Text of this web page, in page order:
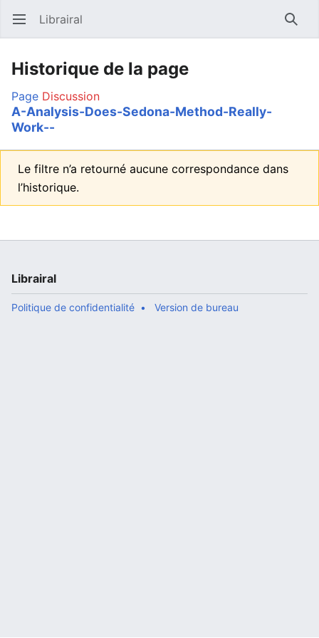
Ouvrir le menu principal Librairal
Historique de la page
Page Discussion
A-Analysis-Does-Sedona-Method-Really-
Work--
Le filtre n’a retourné aucune correspondance dans
l’historique.
Librairal
Politique de confidentialité Version de bureau